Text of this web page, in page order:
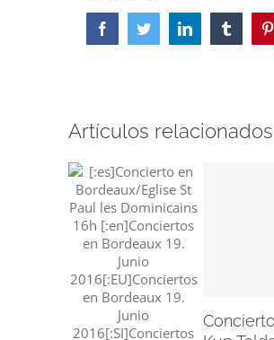
FacebookTwitterLinkedIn Tumblr
Artículos relacionados